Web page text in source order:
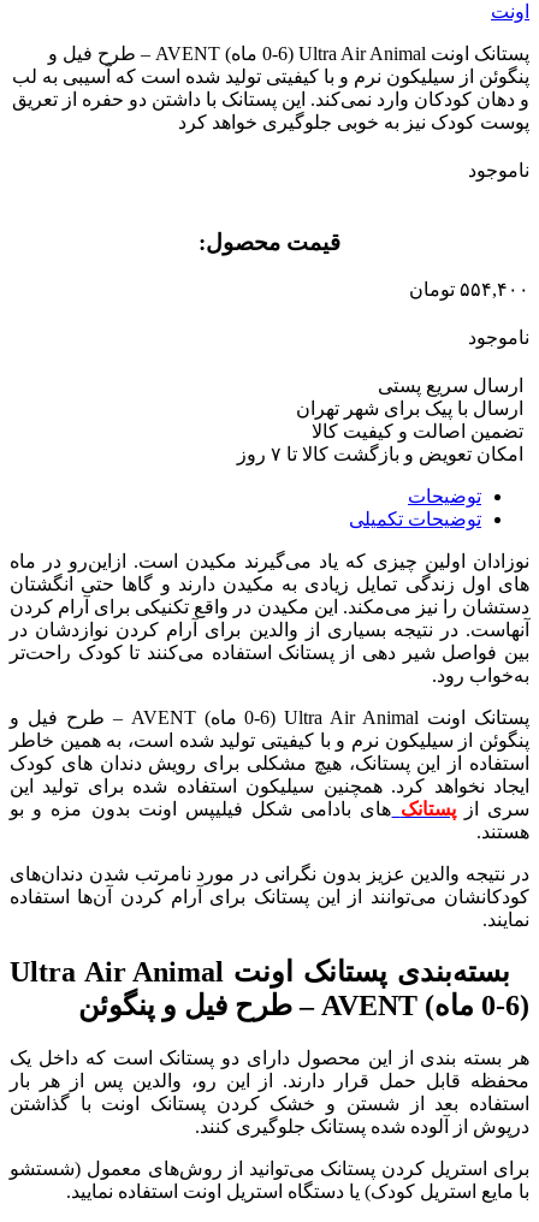
اونت
پستانک اونت Ultra Air Animal (0-6 ماه) AVENT – طرح فیل و
پنگوئن از سیلیکون نرم و با کیفیتی تولید شده است که آسیبی به لب
و دهان کودکان وارد نمی‌کند. این پستانک با داشتن دو حفره از تعریق
پوست کودک نیز به خوبی جلوگیری خواهد کرد
ناموجود
قیمت محصول:​
۵۵۴,۴۰۰ تومان
ناموجود
ارسال سریع پستی
ارسال با پیک برای شهر تهران
تضمین اصالت و کیفیت کالا
امکان تعویض و بازگشت کالا تا ۷ روز
توضیحات
توضیحات تکمیلی
نوزادان اولین چیزی که یاد می‌گیرند مکیدن است.
ازاین‌رو در ماه
های اول زندگی تمایل زیادی به مکیدن دارند و گاها حتی انگشتان
دستشان را نیز می‌مکند. این مکیدن در واقع تکنیکی برای آرام کردن
آنهاست.در نتیجه بسیاری از والدین برای آرام کردن نوازدشان در
بین فواصل شیر دهی از پستانک استفاده می‌کنند تا کودک راحت‌تر
به‌خواب رود.
پستانک اونت Ultra Air Animal (0-6 ماه) AVENT – طرح فیل و
پنگوئن
از سیلیکون نرم و با کیفیتی تولید شده است، به همین خاطر
استفاده از این پستانک، هیچ مشکلی برای رویش دندان های کودک
ایجاد نخواهد کرد.همچنین سیلیکون استفاده شده برای تولید این
سری ازپستانک های بادامی شکل فیلیپس اونت بدون مزه و بو
هستند.
در نتیجه والدین عزیز بدون نگرانی در مورد نامرتب شدن دندان‌های
کودکانشان می‌توانند از این پستانک برای آرام کردن آن‌ها استفاده
نمایند.
بسته‌بندی پستانک اونت Ultra Air Animal
(0-6 ماه) AVENT – طرح فیل و پنگوئن
هر بسته بندی از این محصول دارای دو پستانک است که داخل یک
محفظه قابل حمل قرار دارند.
از این رو، والدین پس از هر بار
استفاده بعد از شستن و خشک کردن پستانک اونت با گذاشتن
درپوش از آلوده شده پستانک جلوگیری کنند.
برای استریل کردن پستانک میتوانید از روش‌های معمول (شستشو
با مایع استریل کودک) یا دستگاه استریل اونت استفاده نمایید.